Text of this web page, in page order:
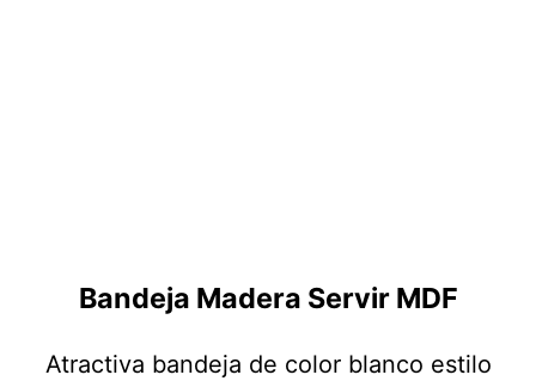
Bandeja Madera Servir MDF
Atractiva bandeja de color blanco estilo